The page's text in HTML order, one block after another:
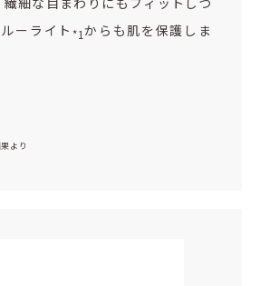
ーライト *1からも肌を保護しま
より